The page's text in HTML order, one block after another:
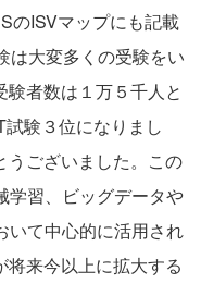
のISVマップにも記載
は大変多くの受験をい
者数は１万５千人と
験３位になりまし
うございました。この
学習、ビッグデータや
いて中心的に活用され
来今以上に拡大する